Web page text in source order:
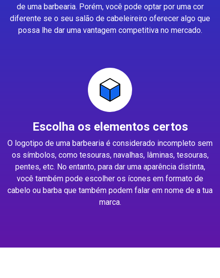
de uma barbearia. Porém, você pode optar por uma cor
diferente se o seu salão de cabeleireiro oferecer algo que
possa lhe dar uma vantagem competitiva no mercado.
Escolha os elementos certos
O logotipo de uma barbearia é considerado incompleto sem
os símbolos, como tesouras, navalhas, lâminas, tesouras,
pentes, etc. No entanto, para dar uma aparência distinta,
você também pode escolher os ícones em formato de
cabelo ou barba que também podem falar em nome de a tua
marca.